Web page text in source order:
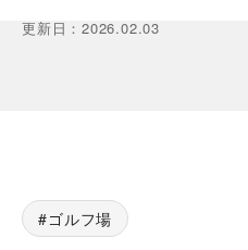
更新日 ：2026.02.03
ゴルフ場